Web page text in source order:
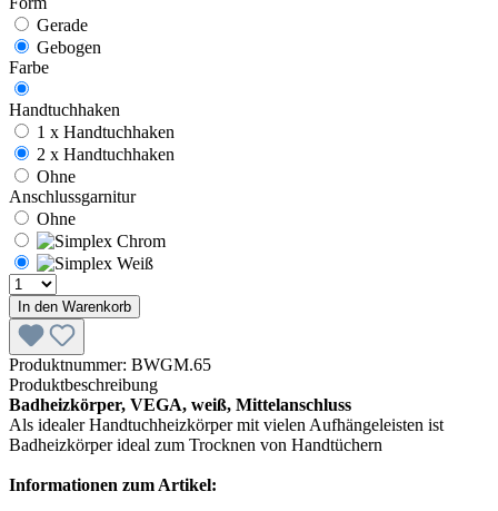
Gerade
Gebogen
Farbe
Handtuchhaken
1 x Handtuchhaken
2 x Handtuchhaken
Ohne
Anschlussgarnitur
Ohne
In den Warenkorb
Produktnummer: BWGM.65
Produktbeschreibung
Badheizkörper, VEGA, weiß, Mittelanschluss
Als idealer Handtuchheizkörper mit vielen Aufhängeleisten ist
Badheizkörper ideal zum Trocknen von Handtüchern
Informationen zum Artikel: